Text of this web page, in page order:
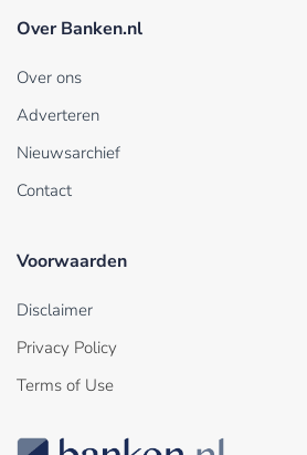
Over Banken.nl
Over ons
Adverteren
Nieuwsarchief
Contact
Voorwaarden
Disclaimer
Privacy Policy
Terms of Use